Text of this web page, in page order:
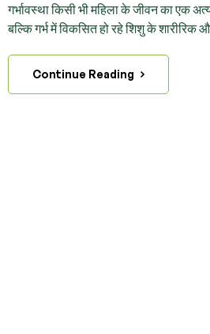
गर्भावस्था किसी भी महिला के जीवन का एक
बल्कि गर्भ में विकसित हो रहे शिशु के
Continue Reading